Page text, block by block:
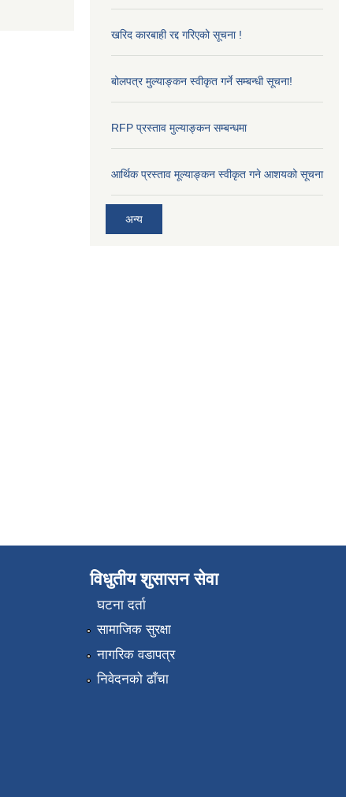
खरिद कारबाही रद्द गरिएको सूचना !
बोलपत्र मुल्याङ्कन स्वीकृत गर्ने सम्बन्धी सूचना!
RFP प्रस्ताव मुल्याङ्कन सम्बन्धमा
आर्थिक प्रस्ताव मूल्याङ्कन स्वीकृत गने आशयको सूचना
अन्य
विधुतीय शुसासन सेवा
घटना दर्ता
सामाजिक सुरक्षा
नागरिक वडापत्र
निवेदनको ढाँचा